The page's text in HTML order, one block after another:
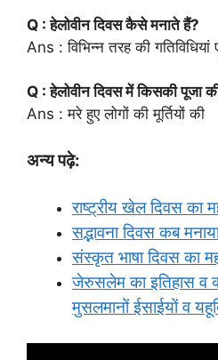
Q : हेलोवीन दिवस कैसे मनाते हैं?
Ans : विभिन्न तरह की
Q : हेलोवीन दिवस में किसकी पूजा
Ans : मरे हुए लोगों की मूर्तियों की
अन्य पढ़े:
राष्ट्रीय खेल दिवस का
सद्भावना दिवस कब
संस्कृत भाषा दिवस का
जेरुसलेम का इतिहास व
मुसलमानों ईसाईयों व